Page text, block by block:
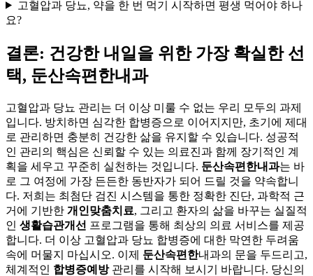
고혈압과 당뇨, 약을 한 번 먹기 시작하면 평생 먹어야 하나
요?
결론: 건강한 내일을 위한 가장 확실한 선
택, 둔산속편한내과
고혈압과 당뇨 관리는 더 이상 미룰 수 없는 우리 모두의 과제
입니다. 방치하면 심각한 합병증으로 이어지지만, 초기에 제대
로 관리하면 충분히 건강한 삶을 유지할 수 있습니다. 성공적
인 관리의 핵심은 신뢰할 수 있는 의료진과 함께 장기적인 계
획을 세우고 꾸준히 실천하는 것입니다. 둔산속편한내과는 바
로 그 여정에 가장 든든한 동반자가 되어 드릴 것을 약속합니
다. 저희는 최첨단 검진 시스템을 통한 정확한 진단, 과학적 근
거에 기반한 개인맞춤치료, 그리고 환자의 삶을 바꾸는 실질적
인 생활습관개선 프로그램을 통해 최상의 의료 서비스를 제공
합니다. 더 이상 고혈압과 당뇨 합병증에 대한 막연한 두려움
속에 머물지 마십시오. 이제 둔산속편한내과의 문을 두드리고,
체계적인 합병증예방관리를 시작해 보시기 바랍니다. 당신의